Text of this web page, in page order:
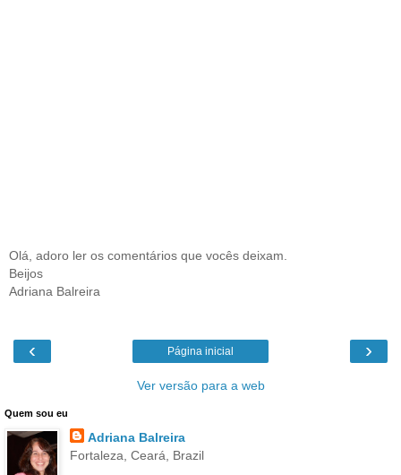
Olá, adoro ler os comentários que vocês deixam.
Beijos
Adriana Balreira
‹ ›
Página inicial
Ver versão para a web
Quem sou eu
Adriana Balreira
Fortaleza, Ceará, Brazil